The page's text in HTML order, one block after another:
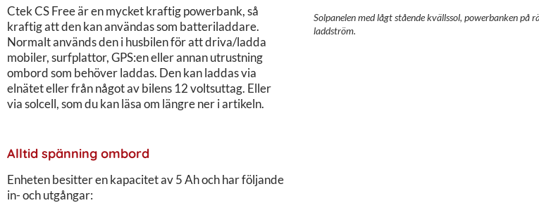
Ctek CS Free är en mycket kraftig powerbank, så
kraftig att den kan användas som batteriladdare.
Normalt används den i husbilen för att driva/ladda
mobiler, surfplattor, GPS:en eller annan utrustning
ombord som behöver laddas. Den kan laddas via
elnätet eller från något av bilens 12 voltsuttag. Eller
via solcell, som du kan läsa om längre ner i artikeln.
Alltid spänning ombord
Enheten besitter en kapacitet av 5 Ah och har följande
in- och utgångar:
Solpanelen med lågt stående kvällssol, powerbanken på
laddström.